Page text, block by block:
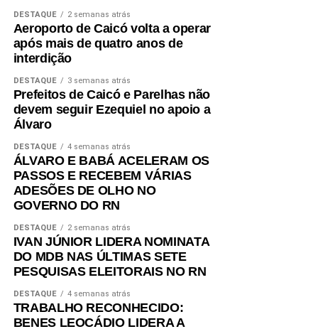
relevantes contribuições para a preservação da memória
potiguar.
marcantes de sua trajetória. Reconhecido como uma das
principais referências do escotismo potiguar, presidiu a
Região Escoteira do Rio Grande do Norte por mais de 30
escoteiros no estado, contribuindo para a formação
cidadã de milhares de jovens.
Para o sobrinho do homenageado, Carlos José Penha de
refletia sua preocupação permanente com a juventude.
“Ele tinha um cuidado muito grande com os jovens.
Buscava oferecer oportunidades para que eles se
afastassem da violência e de outros caminhos que
poderiam comprometer seu futuro. Foi por isso que
ingressou no escotismo e criou diversos grupos
DESTAQUE 2 semanas atrás
Aeroporto de Caicó volta a operar
após mais de quatro anos de
interdição
DESTAQUE 3 semanas atrás
Prefeitos de Caicó e Parelhas não
devem seguir Ezequiel no apoio a
Álvaro
DESTAQUE 4 semanas atrás
ÁLVARO E BABÁ ACELERAM OS
PASSOS E RECEBEM VÁRIAS
ADESÕES DE OLHO NO
GOVERNO DO RN
DESTAQUE 2 semanas atrás
IVAN JÚNIOR LIDERA NOMINATA
DO MDB NAS ÚLTIMAS SETE
PESQUISAS ELEITORAIS NO RN
DESTAQUE 4 semanas atrás
TRABALHO RECONHECIDO:
BENES LEOCÁDIO LIDERA A